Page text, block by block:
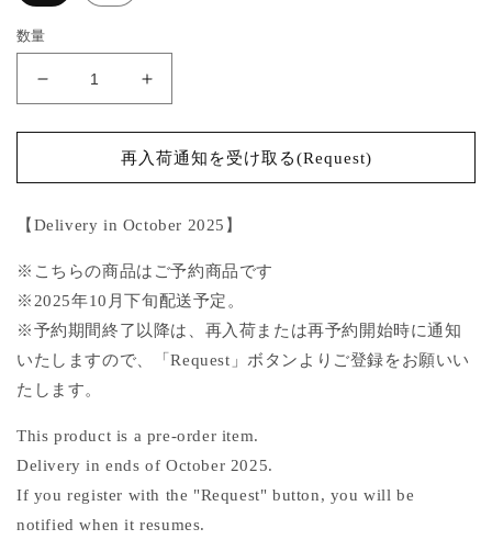
数量
tuck
china
blouse
in
2025】
の
数
量
を
ら
す
front
tuck
china
button
blouse
in
2025】
の
数
量
や
す
再入荷通知を受け取る(Request)
【Delivery in October 2025】
※こちらの商品はご予約商品です
※2025年10月下旬配送予定。
※予約期間終了以降は、再入荷または再予約開始時に通知
いたしますので、「Request」ボタンよりご登録をお願いい
たします。
This product is a pre-order item.
Delivery in ends of October 2025.
If you register with the "Request" button, you will be
notified when it resumes.